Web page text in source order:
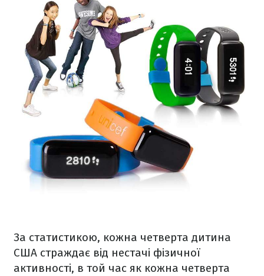
За статистикою, кожна четверта дитина
США страждає від нестачі фізичної
активності, в той час як кожна четверта